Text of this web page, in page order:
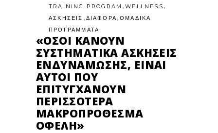
TRAINING PROGRAM ,WELLNESS ,
ΑΣΚΗΣΕΙΣ , ΔΙΑΦΟΡΑ ,ΟΜΑΔΙΚΑ
ΠΡΟΓΡΑΜΜΑΤΑ
«ΌΣΟΙ ΚΆΝΟΥΝ
ΣΥΣΤΗΜΑΤΙΚΆ ΑΣΚΉΣΕΙΣ
ΕΝΔΥΝΆΜΩΣΗΣ, ΕΊΝΑΙ
ΑΥΤΟΊ ΠΟΥ
ΕΠΙΤΥΓΧΆΝΟΥΝ
ΠΕΡΙΣΣΌΤΕΡΑ
ΜΑΚΡΟΠΡΌΘΕΣΜΑ
ΟΦΈΛΗ»